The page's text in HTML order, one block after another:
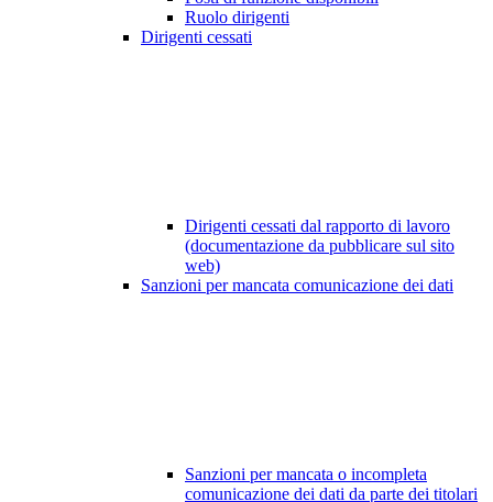
Ruolo dirigenti
Dirigenti cessati
Dirigenti cessati dal rapporto di lavoro
(documentazione da pubblicare sul sito
web)
Sanzioni per mancata comunicazione dei dati
Sanzioni per mancata o incompleta
comunicazione dei dati da parte dei titolari